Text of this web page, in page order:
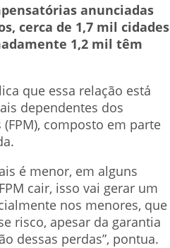
anunciadas
cerca de 1,7 mil cidades
1,2 mil têm
que essa relação está
dependentes dos
composto em parte
é menor, em alguns
cair, isso vai gerar um
nos menores, que
risco, apesar da garantia
dessas perdas”, pontua.